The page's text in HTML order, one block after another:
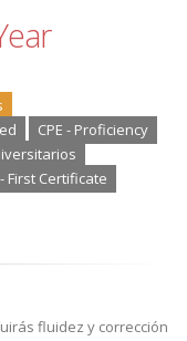
CPE - Proficiency
- First Certificate
fluidez y corrección